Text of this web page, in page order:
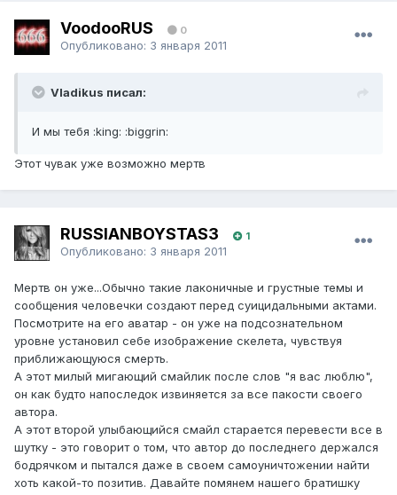
VoodooRUS 0
Опубликовано: 3 января 2011
Vladikus писал:
И мы тебя :king: :biggrin:
Этот чувак уже возможно мертв
RUSSIANBOYSTAS3 1
Опубликовано: 3 января 2011
Мертв он уже...Обычно такие лаконичные и грустные темы и
сообщения человечки создают перед суицидальными актами.
Посмотрите на его аватар - он уже на подсознательном
уровне установил себе изображение скелета, чувствуя
приближающуюся смерть.
А этот милый мигающий смайлик после слов "я вас люблю",
он как будто напоследок извиняется за все пакости своего
автора.
А этот второй улыбающийся смайл старается перевести все в
шутку - это говорит о том, что автор до последнего держался
бодрячком и пытался даже в своем самоуничтожении найти
хоть какой-то позитив. Давайте помянем нашего братишку